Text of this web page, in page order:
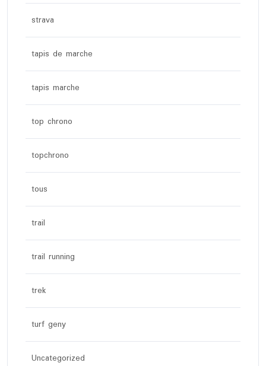
strava
tapis de marche
tapis marche
top chrono
topchrono
tous
trail
trail running
trek
turf geny
Uncategorized